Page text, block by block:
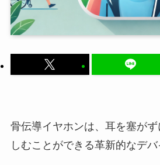
骨伝導イヤホンは、耳を塞が
しむことができる革新的なデバ